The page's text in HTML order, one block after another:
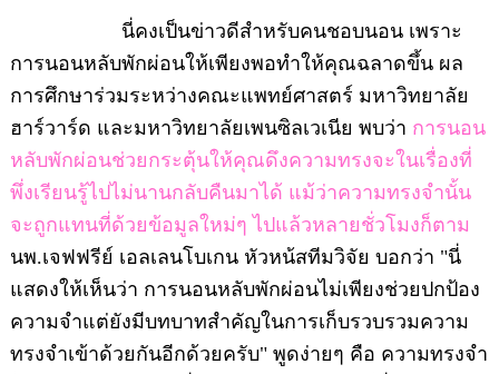
นี่คงเป็นข่าวดีสำหรับคนชอบนอน เพราะ
การนอนหลับพักผ่อนให้เพียงพอทำให้คุณฉลาดขึ้น ผล
การศึกษาร่วมระหว่างคณะแพทย์ศาสตร์ มหาวิทยาลัย
ฮาร์วาร์ด และมหาวิทยาลัยเพนซิลเวเนีย พบว่า การนอน
หลับพักผ่อนช่วยกระตุ้นให้คุณดึงความทรงจะในเรื่องที่
พึ่งเรียนรู้ไปไม่นานกลับคืนมาได้ แม้ว่าความทรงจำนั้น
จะถูกแทนที่ด้วยข้อมูลใหม่ๆ ไปแล้วหลายชั่วโมงก็ตาม
นพ.เจฟฟรีย์ เอลเลนโบเกน หัวหน้สทีมวิจัย บอกว่า "นี่
แสดงให้เห็นว่า การนอนหลับพักผ่อนไม่เพียงช่วยปกป้อง
ความจำแต่ยังมีบทบาทสำคัญในการเก็บรวบรวมความ
ทรงจำเข้าด้วยกันอีกด้วยครับ" พูดง่ายๆ คือ ความทรงจำ